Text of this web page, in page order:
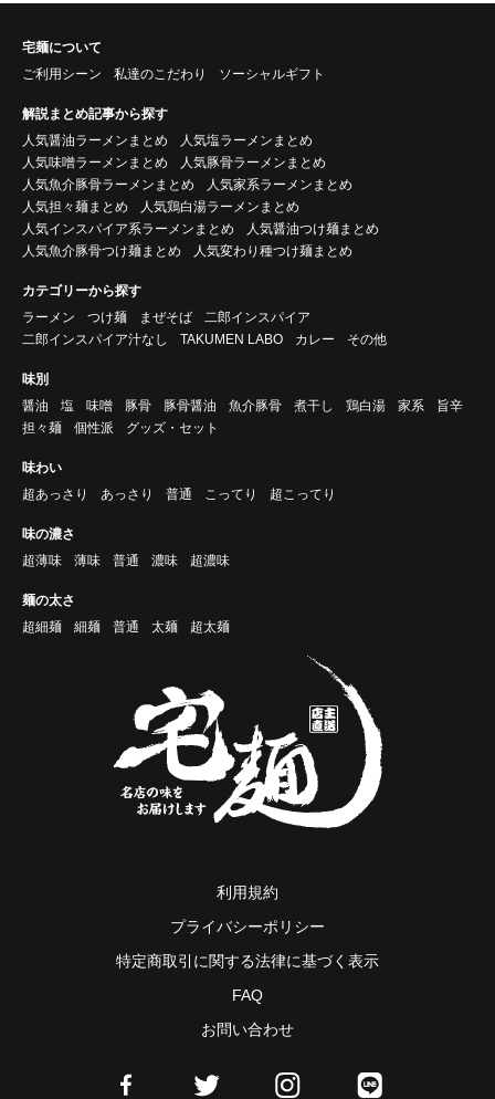
宅麺について
ご利用シーン
私達のこだわり ソーシャルギフト
解説まとめ記事から探す
人気醤油ラーメンまとめ
人気塩ラーメンまとめ
人気味噌ラーメンまとめ
人気豚骨ラーメンまとめ
人気魚介豚骨ラーメンまとめ
人気家系ラーメンまとめ
人気担々麺まとめ
人気鶏白湯ラーメンまとめ
人気インスパイア系ラーメンまとめ
人気醤油つけ麺まとめ
人気魚介豚骨つけ麺まとめ
人気変わり種つけ麺まとめ
カテゴリーから探す
ラーメン
つけ麺 まぜそば
二郎インスパイア
二郎インスパイア汁なし
TAKUMEN LABO カレー その他
味別
醤油
塩 味噌 豚骨 豚骨醤油 魚介豚骨 煮干し 鶏白湯 家系
旨辛
担々麺
個性派 グッズ・セット
味わい
超あっさり
あっさり 普通 こってり 超こってり
味の濃さ
超薄味
薄味 普通 濃味 超濃味
麺の太さ
超細麺
細麺 普通 太麺 超太麺
利用規約
プライバシーポリシー
特定商取引に関する法律に基づく表示
FAQ
お問い合わせ